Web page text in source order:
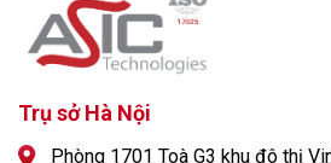
Trụ sở Hà Nội
Phòng 1701 Toà G3 khu đô thị